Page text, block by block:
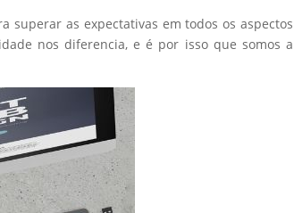
superar as expectativas em todos os aspectos
nos diferencia, e é por isso que somos a